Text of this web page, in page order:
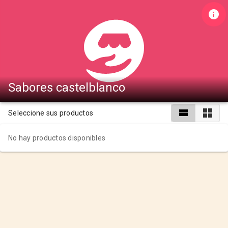
Sabores castelblanco
Seleccione sus productos
No hay productos disponibles